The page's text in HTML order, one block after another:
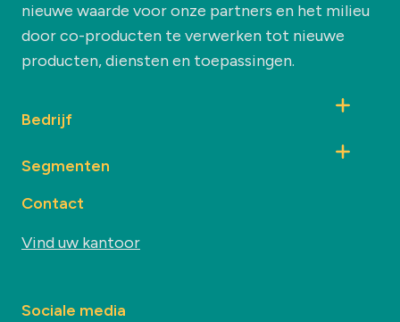
nieuwe waarde voor onze partners en het milieu
door co-producten te verwerken tot nieuwe
producten, diensten en toepassingen.
Bedrijf
Segmenten
Contact
Vind uw kantoor
Sociale media